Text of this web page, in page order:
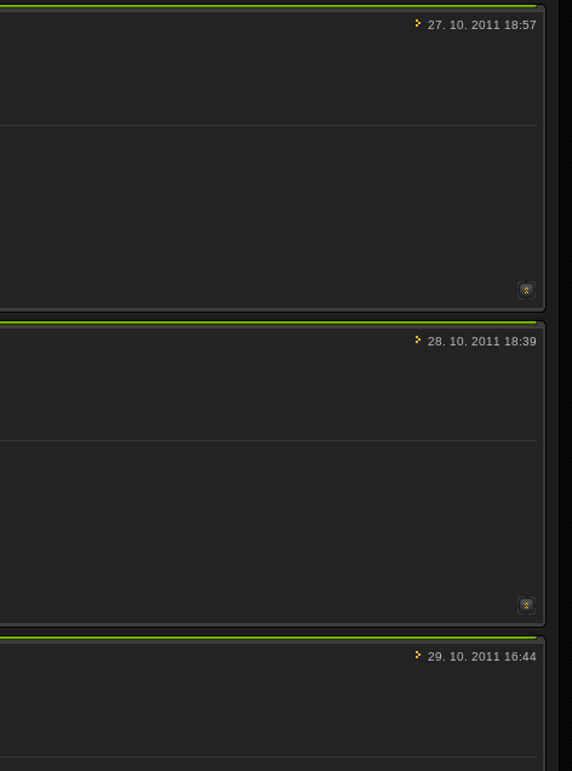
27. 10. 2011 18:57
28. 10. 2011 18:39
29. 10. 2011 16:44